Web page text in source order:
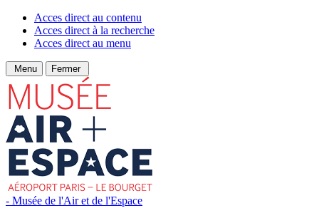
Acces direct au contenu
Acces direct à la recherche
Acces direct au menu
Menu Fermer
- Musée de l'Air et de l'Espace